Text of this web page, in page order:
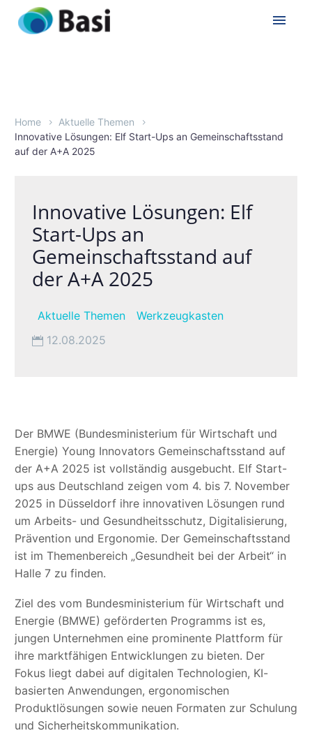
Home
Aktuelle Themen
Innovative Lösungen: Elf Start-Ups an Gemeinschaftsstand
auf der A+A 2025
Innovative Lösungen: Elf
Start-Ups an
Gemeinschaftsstand auf
der A+A 2025
Aktuelle Themen
Werkzeugkasten
12.08.2025
Der BMWE (Bundesministerium für Wirtschaft und
Energie) Young Innovators Gemeinschaftsstand auf
der A+A 2025 ist vollständig ausgebucht. Elf Start-
ups aus Deutschland zeigen vom 4. bis 7. November
2025 in Düsseldorf ihre innovativen Lösungen rund
um Arbeits- und Gesundheitsschutz, Digitalisierung,
Prävention und Ergonomie. Der Gemeinschaftsstand
ist im Themenbereich „Gesundheit bei der Arbeit“ in
Halle 7 zu finden.
Ziel des vom Bundesministerium für Wirtschaft und
Energie (BMWE) geförderten Programms ist es,
jungen Unternehmen eine prominente Plattform für
ihre marktfähigen Entwicklungen zu bieten. Der
Fokus liegt dabei auf digitalen Technologien, KI-
basierten Anwendungen, ergonomischen
Produktlösungen sowie neuen Formaten zur Schulung
und Sicherheitskommunikation.